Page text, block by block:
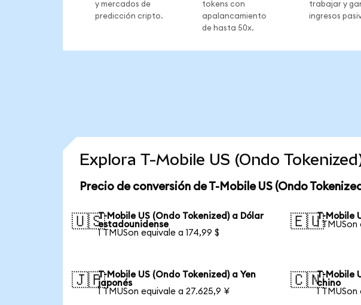
y mercados de
predicción cripto.
tokens con
apalancamiento
de hasta 50x.
trabajar y
ingresos
Explora T-Mobile US (Ondo
Precio de conversión de T-Mobile US (Ondo
🇺🇸T-Mobile US (Ondo Tokenized) a Dólar
estadounidense
1 TMUSon equivale a 174,99 $
🇪🇺T-Mobile
1 TMUSon
🇯🇵T-Mobile US (Ondo Tokenized) a Yen
japonés
1 TMUSon equivale a 27.625,9 ¥
🇨🇳T-Mobile
chino
1 TMUSon